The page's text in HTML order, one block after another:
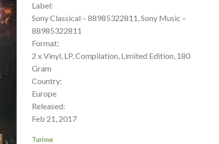
Label:
Sony Classical – 88985322811, Sony Music –
88985322811
Format:
2 x Vinyl, LP, Compilation, Limited Edition, 180
Gram
Country:
Europe
Released:
Feb 21, 2017
Turime